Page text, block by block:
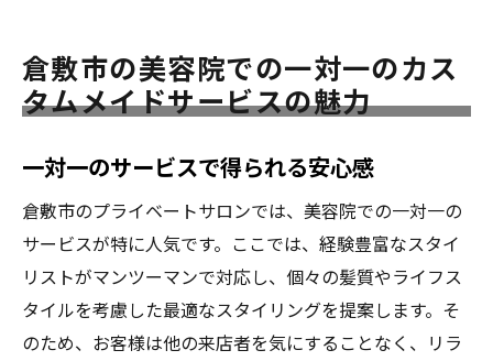
倉敷市の美容院での一対一のカス
タムメイドサービスの魅力
一対一のサービスで得られる安心感
倉敷市のプライベートサロンでは、美容院での一対一の
サービスが特に人気です。ここでは、経験豊富なスタイ
リストがマンツーマンで対応し、個々の髪質やライフス
タイルを考慮した最適なスタイリングを提案します。そ
のため、お客様は他の来店者を気にすることなく、リラ